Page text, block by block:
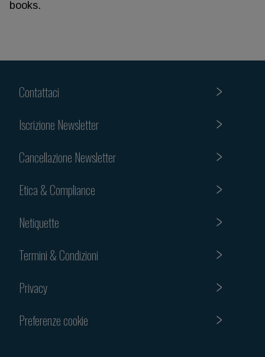
books.
Contattaci
Iscrizione Newsletter
Cancellazione Newsletter
Etica & Compliance
Netiquette
Termini & Condizioni
Privacy
Preferenze cookie